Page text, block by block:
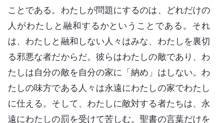
ことである。わたしが問題にするのは、どれだけの
人がわたしと融和するかということである。それ
は、わたしと融和しない人々はみな、わたしを裏切
る邪悪な者だからだ。彼らはわたしの敵であり、わ
たしは自分の敵を自分の家に「納め」はしない。わ
たしの味方である人々は永遠にわたしの家でわたし
に仕える。そして、わたしに敵対する者たちは、永
遠にわたしの罰を受けて苦しむ。聖書の言葉だけを